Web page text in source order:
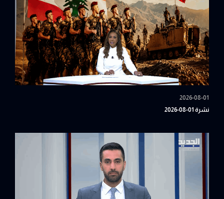
2026-08-01
نشرة 01-08-2026